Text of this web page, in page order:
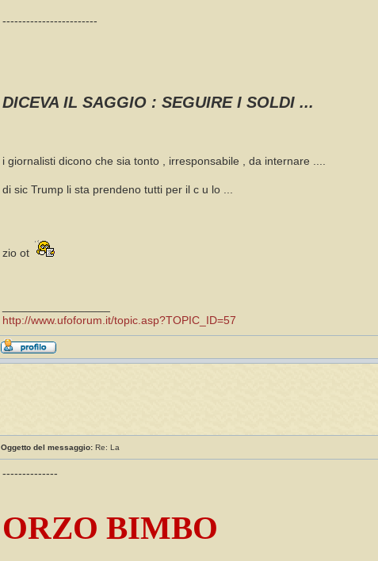
------------------------
DICEVA IL SAGGIO : SEGUIRE I SOLDI ...
i giornalisti dicono che sia tonto , irresponsabile , da internare ....
di sic Trump li sta prendeno tutti per il c u lo ...
zio ot
http://www.ufoforum.it/topic.asp?TOPIC_ID=57
Oggetto del messaggio: Re: La
--------------
ORZO BIMBO